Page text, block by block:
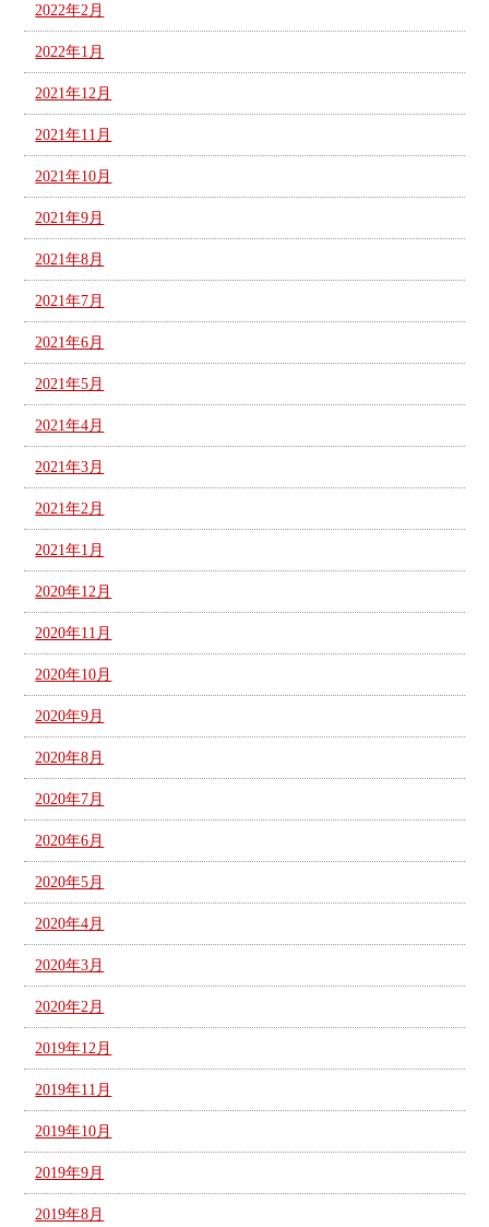
2022年2月
2022年1月
2021年12月
2021年11月
2021年10月
2021年9月
2021年8月
2021年7月
2021年6月
2021年5月
2021年4月
2021年3月
2021年2月
2021年1月
2020年12月
2020年11月
2020年10月
2020年9月
2020年8月
2020年7月
2020年6月
2020年5月
2020年4月
2020年3月
2020年2月
2019年12月
2019年11月
2019年10月
2019年9月
2019年8月